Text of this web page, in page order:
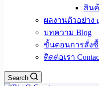
สิน
ผลงานตัวอย่าง
บทความ Blog
ขั้นตอนการสั่งซื้
ติดต่อเรา
Search